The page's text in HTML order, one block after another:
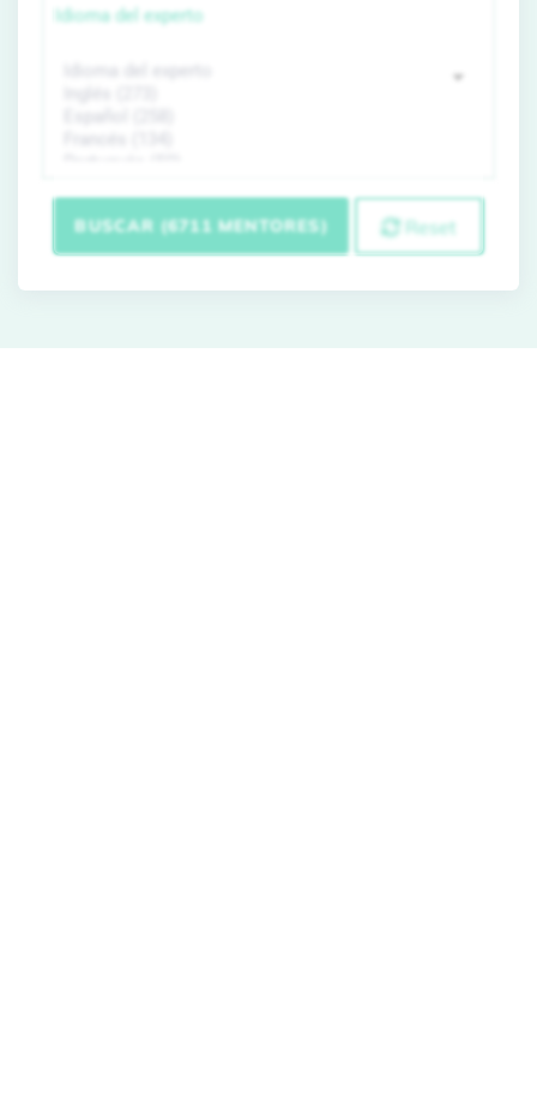
Idioma del experto
BUSCAR (6711 MENTORES) Reset